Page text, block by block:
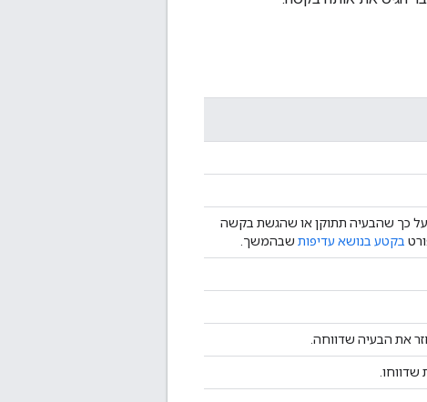
על כך שהבעיה תתוקן או שהגשת בקשה
בקטע בנושא עדיפות שבהמשך.
את הבעיה שדווחה.